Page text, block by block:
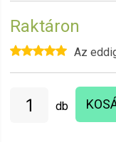
Raktáron
Az
db